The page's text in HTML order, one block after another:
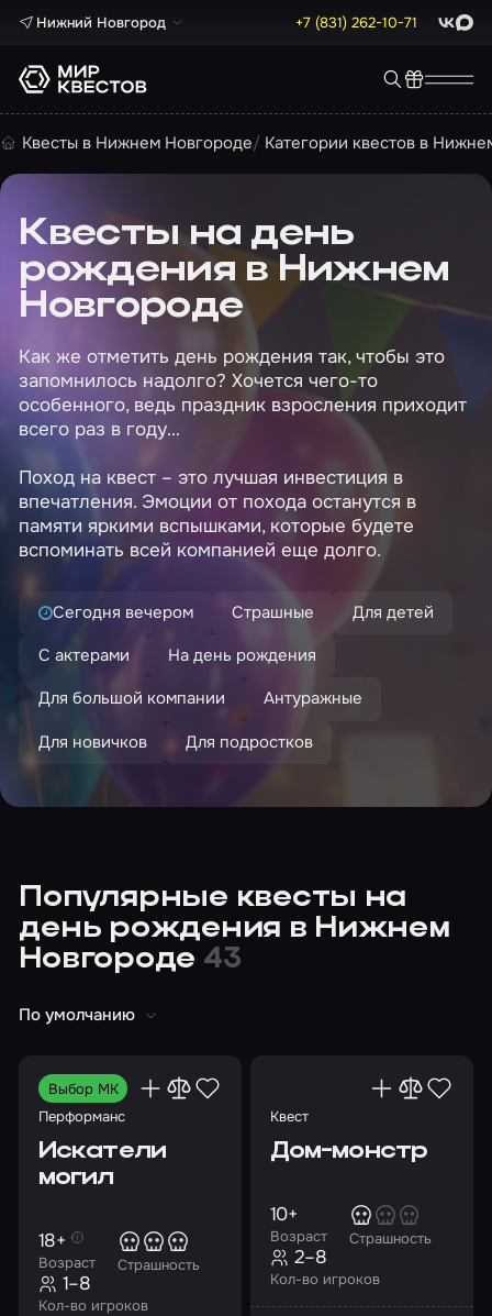
Нижний Новгород +7 (831) 262-10-71 Max
Квесты в Нижнем Новгороде Категории квестов в
Квесты на день
рождения в Нижнем
Новгороде
Как же отметить день рождения так, чтобы это
запомнилось надолго? Хочется чего-то
особенного, ведь праздник взросления приходит
всего раз в году…
Поход на квест – это лучшая инвестиция в
впечатления. Эмоции от похода останутся в
памяти яркими вспышками, которые будете
вспоминать всей компанией еще долго.
Сегодня вечером Страшные
Для детей
С актерами
На день рождения
Для большой компании
Антуражные
Для новичков
Для подростков
Популярные квесты на
день рождения в Нижнем
Новгороде 43
По умолчанию
Выбор МК
Перформанс
Искатели
могил
Возраст
18+
Страшность
Кол-во игроков
1–8
Квест
Дом-монстр
Возраст
10+
Страшность
Кол-во игроков
2–8